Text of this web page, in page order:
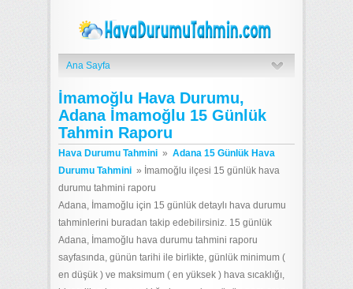
Ana Sayfa
İmamoğlu Hava Durumu,
Adana İmamoğlu 15 Günlük
Tahmin Raporu
Hava Durumu Tahmini » Adana 15 Günlük Hava
Durumu Tahmini » İmamoğlu ilçesi 15 günlük hava
durumu tahmini raporu
Adana, İmamoğlu için 15 günlük detaylı hava durumu
tahminlerini buradan takip edebilirsiniz. 15 günlük
Adana, İmamoğlu hava durumu tahmini raporu
sayfasında, günün tarihi ile birlikte, günlük minimum (
en düşük ) ve maksimum ( en yüksek ) hava sıcaklığı,